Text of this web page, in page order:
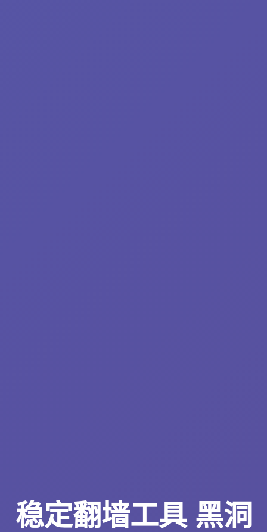
稳定翻墙工具 黑洞